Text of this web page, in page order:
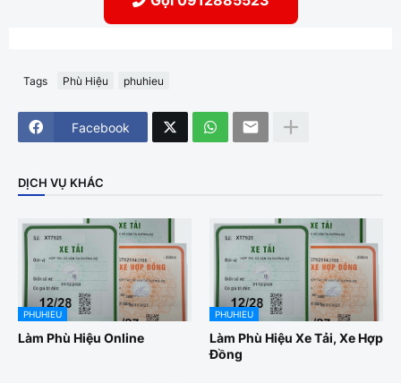
Tags Phù Hiệu phuhieu
Facebook
DỊCH VỤ KHÁC
PHUHIEU
Làm Phù Hiệu Online
PHUHIEU
Làm Phù Hiệu Xe Tải, Xe Hợp
Đồng